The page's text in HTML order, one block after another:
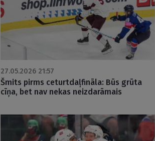
27.05.2026 21:57
Šmits pirms ceturtdaļfināla: Būs grūta
cīņa, bet nav nekas neizdarāmais